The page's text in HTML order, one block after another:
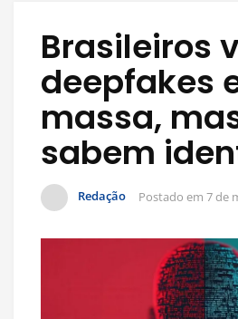
Brasileiros
deepfakes
massa,
sabem
Redação Postado em 7 de